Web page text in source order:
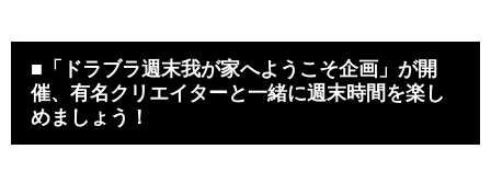
■「ドラブラ週末我が家へようこそ企画」が開
催、有名クリエイターと一緒に週末時間を楽し
めましょう！